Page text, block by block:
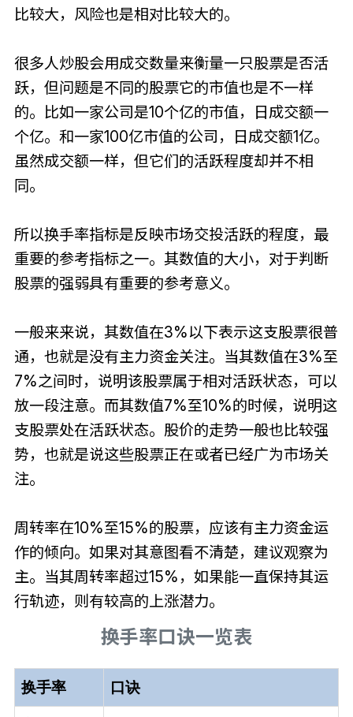
比较大，风险也是相对比较大的。
很多人炒股会用成交数量来衡量一只股票是否活
跃，但问题是不同的股票它的市值也是不一样
的。比如一家公司是10个亿的市值，日成交额一
个亿。和一家100亿市值的公司，日成交额1亿。
虽然成交额一样，但它们的活跃程度却并不相
同。
所以换手率指标是反映市场交投活跃的程度，最
重要的参考指标之一。其数值的大小，对于判断
股票的强弱具有重要的参考意义。
一般来来说，其数值在3%以下表示这支股票很普
通，也就是没有主力资金关注。当其数值在3%至
7%之间时，说明该股票属于相对活跃状态，可以
放一段注意。而其数值7%至10%的时候，说明这
支股票处在活跃状态。股价的走势一般也比较强
势，也就是说这些股票正在或者已经广为市场关
注。
周转率在10%至15%的股票，应该有主力资金运
作的倾向。如果对其意图看不清楚，建议观察为
主。当其周转率超过15%，如果能一直保持其运
行轨迹，则有较高的上涨潜力。
换手率口诀一览表
换手率 口诀